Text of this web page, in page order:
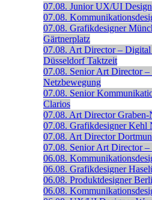
07.08. Junior UX/UI
07.08.
07.08. Grafikdesigner
Gärtnerplatz
07.08. Art Director –
Düsseldorf Taktzeit
07.08. Senior Art Director
Netzbewegung
07.08. Senior
Clarios
07.08. Art Director Graben-
07.08. Grafikdesigner Kehl
07.08. Art Director
07.08. Senior Art Director
06.08.
06.08. Grafikdesigner
06.08. Produktdesigner
06.08.